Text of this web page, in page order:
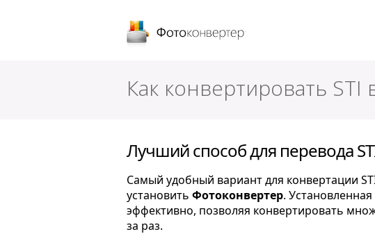
Как конвертировать STI
Лучший способ для перевода
Самый удобный вариант для конвертации
установить Фотоконвертер.
эффективно, позволяя конвертировать
за раз.